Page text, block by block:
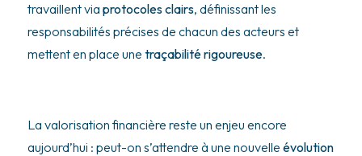
travaillent via protocoles clairs, définissant les
responsabilités précises de chacun des acteurs et
mettent en place une traçabilité rigoureuse.
La valorisation financière reste un enjeu encore
aujourd’hui : peut-on s’attendre à une nouvelle évolution